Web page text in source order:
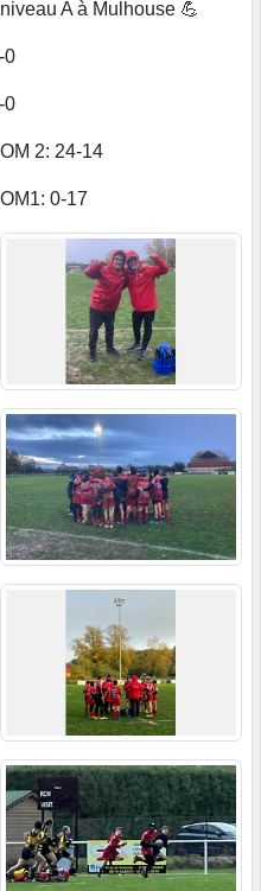
A à Mulhouse 💪
0
0
2: 24-14
0-17